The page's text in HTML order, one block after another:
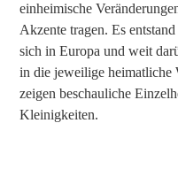
einheimische
Akzente tragen. Es
sich in Europa und weit
in die jeweilige heimatliche
zeigen beschauliche
Kleinigkeiten.